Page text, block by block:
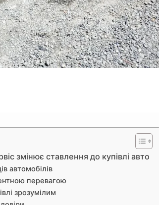
змінює ставлення до купівлі авто
автомобілів
перевагою
зрозумілим